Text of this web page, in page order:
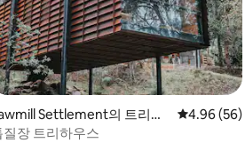
만점), 후기 39개
Settlement의 트리하
스
평점 4.96
4.96 (56)
질장 트리하우스